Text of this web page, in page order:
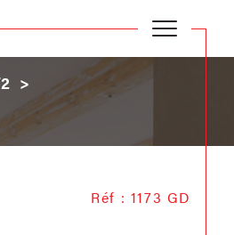
Réf : 1173 GD